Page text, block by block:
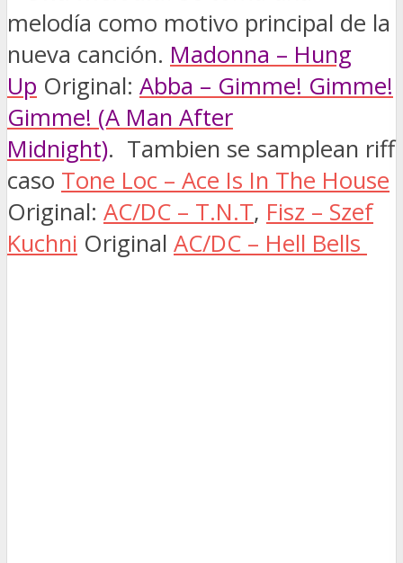
melodía como motivo principal de la
nueva canción. Madonna – Hung
Up Original: Abba – Gimme! Gimme!
Gimme! (A Man After
Midnight). Tambien se samplean riff
caso Tone Loc – Ace Is In The House
Original: AC/DC – T.N.T, Fisz – Szef
Kuchni Original AC/DC – Hell Bells